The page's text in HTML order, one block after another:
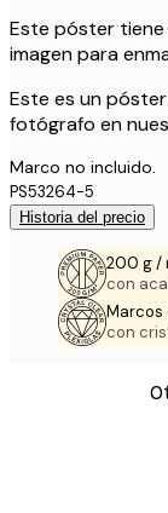
Este póster
imagen para
Este es un
fotógrafo en
Marco no incluido.
PS53264-5
Historia del precio
200 g /
con
Marcos
con